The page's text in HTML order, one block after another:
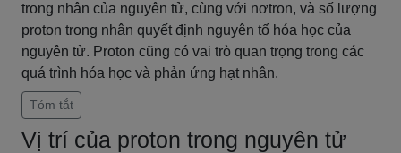
trong nhân của nguyên tử, cùng với nơtron, và số lượng
proton trong nhân quyết định nguyên tố hóa học của
nguyên tử. Proton cũng có vai trò quan trọng trong các
quá trình hóa học và phản ứng hạt nhân.
Tóm tắt
Vị trí của proton trong nguyên tử